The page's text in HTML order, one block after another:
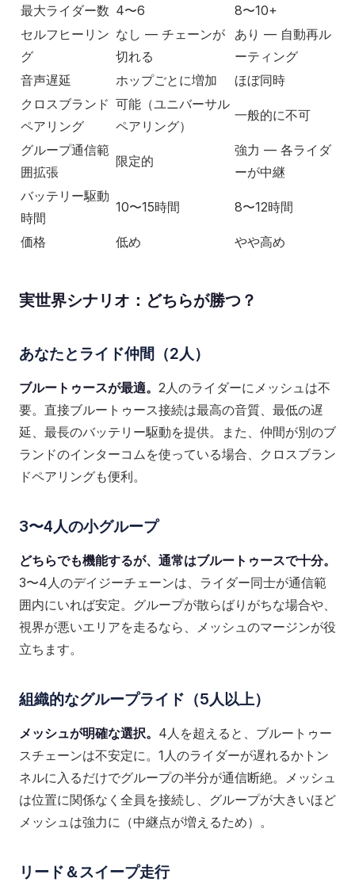
最大ライダー数 4〜6
8〜10+
セルフヒーリン
グ
なし — チェーンが
切れる
あり — 自動再ル
ーティング
音声遅延
ホップごとに増加
ほぼ同時
クロスブランド
ペアリング
可能（ユニバーサル
ペアリング）
一般的に不可
グループ通信範
囲拡張
限定的
強力 — 各ライダ
ーが中継
バッテリー駆動
時間
10〜15時間 8〜12時間
価格 低め やや高め
実世界シナリオ：どちらが勝つ？
あなたとライド仲間（2人）
ブルートゥースが最適。 2人のライダーにメッシュは不
要。直接ブルートゥース接続は最高の音質、最低の遅
延、最長のバッテリー駆動を提供。また、仲間が別のブ
ランドのインターコムを使っている場合、クロスブラン
ドペアリングも便利。
3〜4人の小グループ
どちらでも機能するが、通常はブルートゥースで十分。
3〜4人のデイジーチェーンは、ライダー同士が通信範
囲内にいれば安定。グループが散らばりがちな場合や、
視界が悪いエリアを走るなら、メッシュのマージンが役
立ちます。
組織的なグループライド（5人以上）
メッシュが明確な選択。 4人を超えると、ブルートゥー
スチェーンは不安定に。1人のライダーが遅れるかトン
ネルに入るだけでグループの半分が通信断絶。メッシュ
は位置に関係なく全員を接続し、グループが大きいほど
メッシュは強力に（中継点が増えるため）。
リード＆スイープ走行